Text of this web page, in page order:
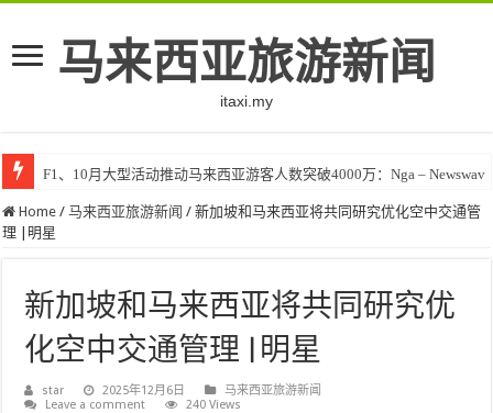
马来西亚旅游新闻
itaxi.my
F1、10月大型活动推动马来西亚游客人数突破4000万：Nga – Newswav
Home / 马来西亚旅游新闻 / 新加坡和马来西亚将共同研究优化空中交通管
理 |明星
新加坡和马来西亚将共同研究优
化空中交通管理 |明星
star 2025年12月6日
马来西亚旅游新闻
Leave a comment
240 Views